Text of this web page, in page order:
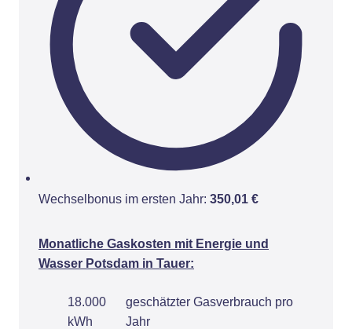
Wechselbonus im ersten Jahr: 350,01 €
Monatliche Gaskosten mit Energie und
Wasser Potsdam in Tauer:
18.000
kWh
geschätzter Gasverbrauch pro
Jahr